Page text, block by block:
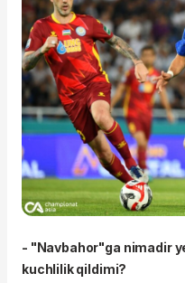
- "Navbahor"ga nimadir
kuchlilik qildimi?